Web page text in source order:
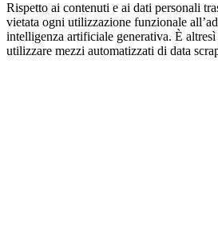
Rispetto ai contenuti e ai dati personali
vietata ogni utilizzazione funzionale
intelligenza artificiale generativa. È
utilizzare mezzi automatizzati di data